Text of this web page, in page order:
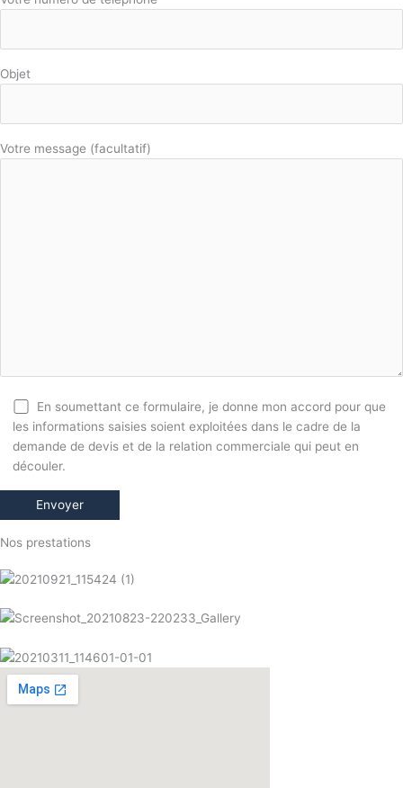
Objet
Votre message (facultatif)
En soumettant ce formulaire, je donne mon accord pour que
les informations saisies soient exploitées dans le cadre de la
demande de devis et de la relation commerciale qui peut en
découler.
Nos prestations